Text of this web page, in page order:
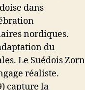
dans
nordiques.
du
Le Suédois Zorn
réaliste.
capture la